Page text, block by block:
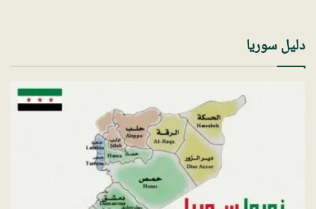
دليل سوريا